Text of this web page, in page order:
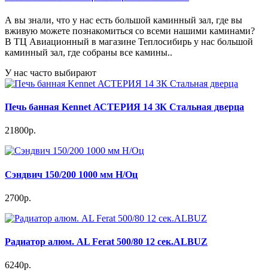
А вы знали, что у нас есть большой каминный зал, где вы
вживую можете познакомиться со всеми нашими каминами?
В ТЦ Авиационный в магазине Теплосибирь у нас большой
каминный зал, где собраны все камины..
У нас часто выбирают
Печь банная Kennet АСТЕРИЯ 14 ЗК Стальная дверца
21800р.
Сэндвич 150/200 1000 мм Н/Оц
2700р.
Радиатор алюм. AL Ferat 500/80 12 сек.ALBUZ
6240р.